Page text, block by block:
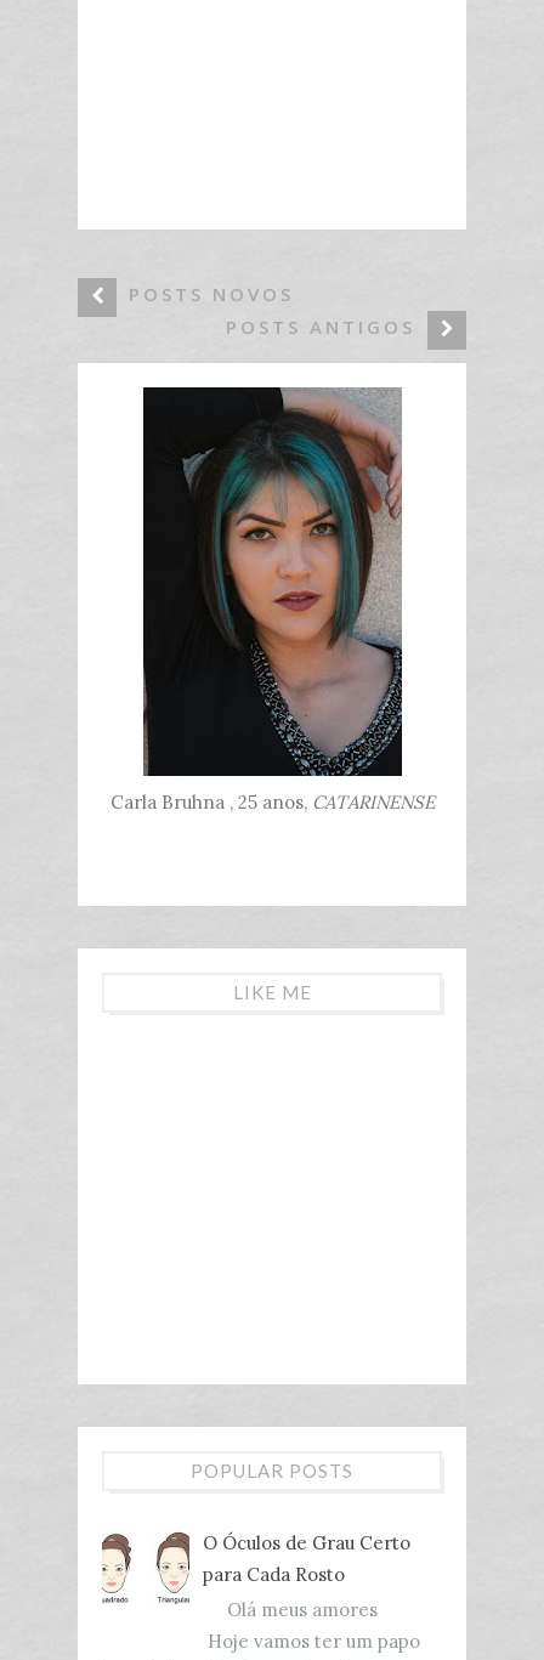
POSTS NOVOS
POSTS ANTIGOS
Carla Bruhna , 25 anos,CATARINENSE
LIKE ME
POPULAR POSTS
O Óculos de Grau Certo
para Cada Rosto
Olá meus amores
Hoje vamos ter um papo